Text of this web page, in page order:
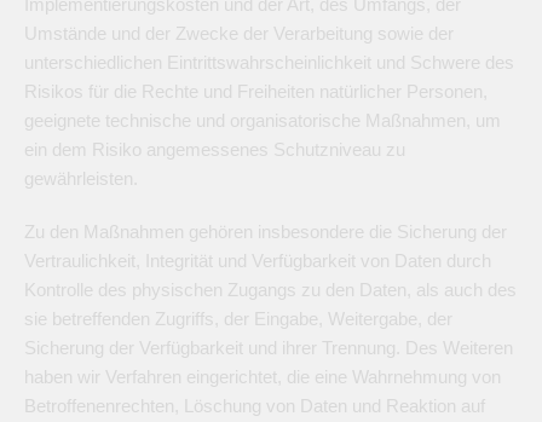
Umstände und der Zwecke der Verarbeitung sowie der
unterschiedlichen Eintrittswahrscheinlichkeit und Schwere des
Risikos für die Rechte und Freiheiten natürlicher Personen,
geeignete technische und organisatorische Maßnahmen, um
ein dem Risiko angemessenes Schutzniveau zu
gewährleisten.
Zu den Maßnahmen gehören insbesondere die Sicherung der
Vertraulichkeit, Integrität und Verfügbarkeit von Daten durch
Kontrolle des physischen Zugangs zu den Daten, als auch des
sie betreffenden Zugriffs, der Eingabe, Weitergabe, der
Sicherung der Verfügbarkeit und ihrer Trennung. Des Weiteren
haben wir Verfahren eingerichtet, die eine Wahrnehmung von
Betroffenenrechten, Löschung von Daten und Reaktion auf